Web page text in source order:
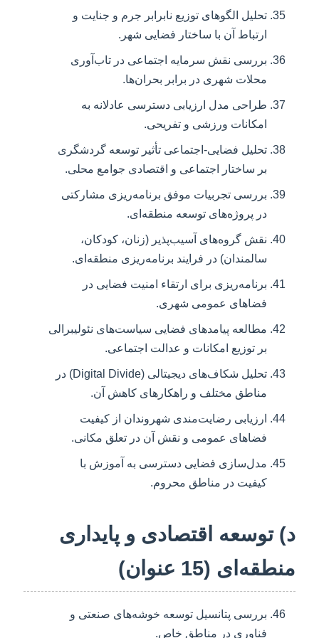
تحلیل الگوهای توزیع نابرابر جرم و جنایت و
ارتباط آن با ساختار فضایی شهر.
بررسی نقش سرمایه اجتماعی در تاب‌آوری
محلات شهری در برابر بحران‌ها.
طراحی مدل ارزیابی دسترسی عادلانه به
امکانات ورزشی و تفریحی.
تحلیل فضایی-اجتماعی تأثیر توسعه گردشگری
بر ساختار اجتماعی و اقتصادی جوامع محلی.
بررسی تجربیات موفق برنامه‌ریزی مشارکتی
در پروژه‌های توسعه منطقه‌ای.
نقش گروه‌های آسیب‌پذیر (زنان، کودکان،
سالمندان) در فرایند برنامه‌ریزی منطقه‌ای.
برنامه‌ریزی برای ارتقاء امنیت فضایی در
فضاهای عمومی شهری.
مطالعه پیامدهای فضایی سیاست‌های نئولیبرالی
بر توزیع امکانات و عدالت اجتماعی.
تحلیل شکاف‌های دیجیتالی (Digital Divide) در
مناطق مختلف و راهکارهای کاهش آن.
ارزیابی رضایت‌مندی شهروندان از کیفیت
فضاهای عمومی و نقش آن در تعلق مکانی.
مدل‌سازی فضایی دسترسی به آموزش با
کیفیت در مناطق محروم.
د) توسعه اقتصادی و پایداری
منطقه‌ای (15 عنوان)
بررسی پتانسیل توسعه خوشه‌های صنعتی و
فناوری در مناطق خاص.